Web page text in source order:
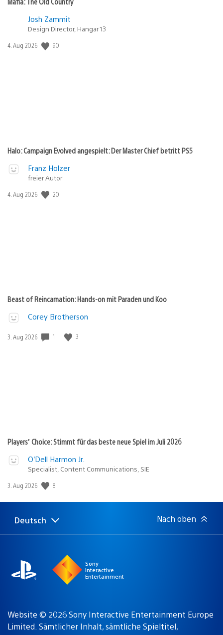
Josh Zammit
Design Director, Hangar 13
Veröffentlichungsdatum:
4. Aug 2026 90
Halo: Campaign Evolved angespielt: Der Master Chief betritt PS5
Franz Holzer
freier Autor
Veröffentlichungsdatum:
4. Aug 2026 20
Beast of Reincarnation: Hands-on mit Paraden und Koo
Corey Brotherson
Veröffentlichungsdatum:
3. Aug 2026 1 3
Players’ Choice: Stimmt für das beste neue Spiel im Juli 2026
O’Dell Harmon Jr.
Specialist, Content Communications, SIE
Veröffentlichungsdatum:
3. Aug 2026 8
Select
a
Aktuelle
Region:
Deutsch Nach oben
Sony
Interactive
Entertainment
Website © 2026 Sony Interactive Entertainment Europe
Limited. Sämtlicher Inhalt, sämtliche Spieltitel,